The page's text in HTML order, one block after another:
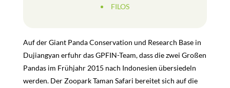
FILOS
Auf der Giant Panda Conservation und Research Base in
Dujiangyan erfuhr das GPFIN-Team, dass die zwei Großen
Pandas im Frühjahr 2015 nach Indonesien übersiedeln
werden. Der Zoopark Taman Safari bereitet sich auf die